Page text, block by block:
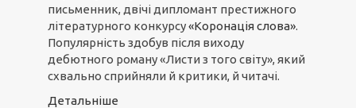
письменник, двічі дипломант престижного
літературного конкурсу«Коронація слова».
Популярність здобув після виходу
дебютного роману «Листи з того світу», який
схвально сприйняли й критики, й читачі.
Детальніше